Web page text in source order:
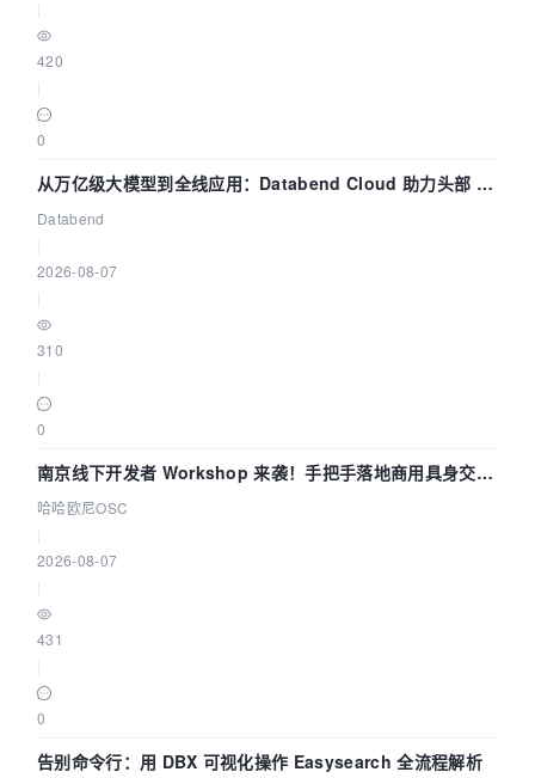
420
0
从万亿级大模型到全线应用：Databend Cloud 助力头部 AI
企业构建全链路 Trace 数据管道
Databend
2026-08-07
310
0
南京线下开发者 Workshop 来袭！手把手落地商用具身交互
智能 Agent 应用
哈哈欧尼OSC
2026-08-07
431
0
告别命令行：用 DBX 可视化操作 Easysearch 全流程解析